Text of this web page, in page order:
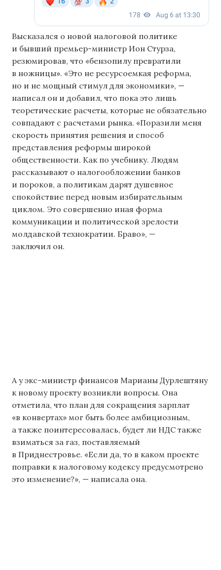
Высказался о новой налоговой политике
и бывший премьер-министр Ион Стурза,
резюмировав, что «бензопилу превратили
в ножницы». «Это не ресурсоемкая реформа,
но и не мощный стимул для экономики», —
написал он и добавил, что пока это лишь
теоретические расчеты, которые не обязательно
совпадают с расчетами рынка. «Поразили меня
скорость принятия решения и способ
представления реформы широкой
общественности. Как по учебнику. Людям
рассказывают о налогообложении банков
и пороков, а политикам дарят душевное
спокойствие перед новым избирательным
циклом. Это совершенно иная форма
коммуникации и политической зрелости
молдавской технократии. Браво», —
заключил он.
А у экс-министр финансов Марианы Дурлештяну
к новому проекту возникли вопросы. Она
отметила, что план для сокращения зарплат
«в конвертах» мог быть более амбициозным,
а также поинтересовалась, будет ли НДС также
взиматься за газ, поставляемый
в Приднестровье. «Если да, то в каком проекте
поправки к налоговому кодексу предусмотрено
это изменение?», — написала она.